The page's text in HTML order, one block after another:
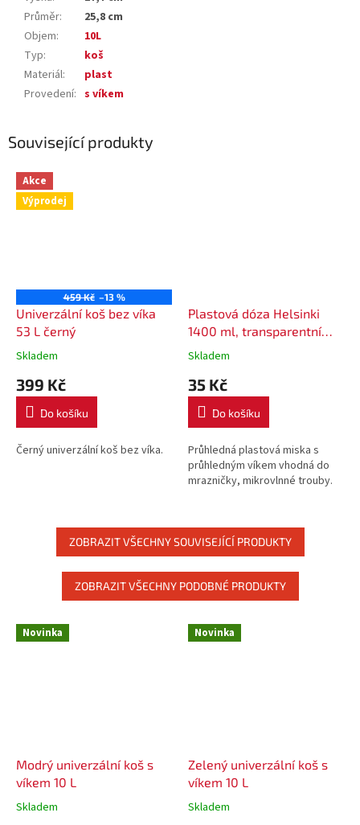
Průměr:
25,8 cm
Objem:
10L
Typ:
koš
Materiál:
plast
Provedení: s víkem
Související produkty
Akce
Výprodej
459 Kč –13 %
Univerzální koš bez víka
53 L černý
Skladem
399 Kč
Do košíku
Černý univerzální koš bez víka.
Plastová dóza Helsinki
1400 ml, transparentní
víko
Skladem
35 Kč
Do košíku
Průhledná plastová miska s
průhledným víkem vhodná do
mrazničky, mikrovlnné trouby.
ZOBRAZIT VŠECHNY SOUVISEJÍCÍ PRODUKTY
ZOBRAZIT VŠECHNY PODOBNÉ PRODUKTY
Novinka
Modrý univerzální koš s
víkem 10 L
Skladem
Novinka
Zelený univerzální koš s
víkem 10 L
Skladem